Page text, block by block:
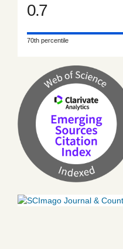
0.7
70th percentile